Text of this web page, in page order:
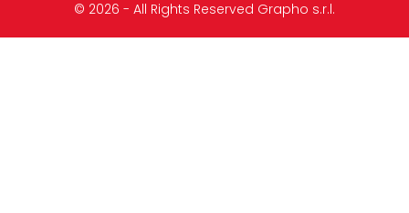
© 2026 - All Rights Reserved Grapho s.r.l.